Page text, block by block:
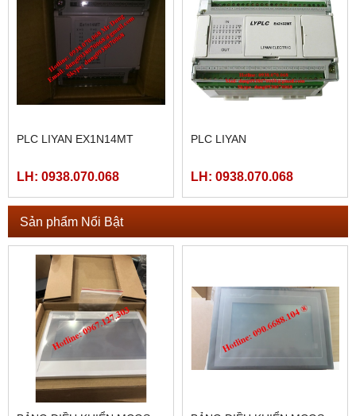
PLC LIYAN EX1N14MT
LH: 0938.070.068
PLC LIYAN
LH: 0938.070.068
Sản phẩm Nổi Bật